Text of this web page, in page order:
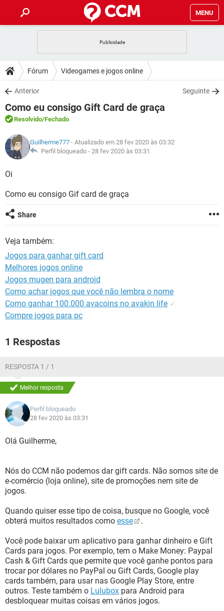
MENU
CELULAR FACEBOOK
OUTLOOK
INSTAGRAM GMAIL
GUIA DE COMPRAS
DICAS
JOGOS WHATSAPP
OUTLOOK
INSTAGRAM
GUIA DE COMPRAS
DOWNLOADS
JOGOS WHATSAPP
CELULAR
OUTLOOK EXCEL
INSTAGRAM
GUIA DE COMPRAS
FÓRUM
JOGOS
CELULAR FACEBOOK
GLOSSÁRIO
JOGOS
CELULAR
OUTLOOK EXCEL
INSTAGRAM
Fórum Videogames e jogos online
Anterior Seguinte
Como eu consigo Gift Card de graça
Resolvido/Fechado
Guilherme777 - Atualizado em 28 fev 2020 às 03:32
Perfil bloqueado - 28 fev 2020 às 03:31
Oi
Como eu consigo Gif card de graça
Share
Veja também:
Jogos para ganhar gift card
Melhores jogos online
Jogos mugen para android
Como achar jogos que você não lembra o nome
Como ganhar 100.000 avacoins no avakin life ✓
Compre jogos para pc
1 Respostas
RESPOSTA 1 / 1
Melhor resposta
Perfil bloqueado
28 fev 2020 às 03:31
Olá Guilherme,
Nós do CCM não podemos dar gift cards. Não somos site de
e-comércio (loja online), site de promoções nem site de
jogos.
Quando quiser esse tipo de coisa, busque no Google, você
obterá muitos resultados como esse .
Você pode baixar um aplicativo para ganhar dinheiro e Gift
Cards para jogos. Por exemplo, tem o Make Money: Paypal
Cash & Gift Cards que permite que você ganhe pontos para
trocar por dólares no PayPal ou Gift Cards, Google play
cards também, para usar nas Google Play Store, entre
outros. Teste também o Lulubox para Android para
desbloquear muitas coisas em vários jogos.